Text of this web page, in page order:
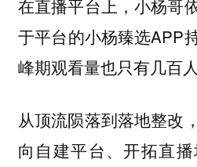
在直播平台上，小杨哥
于平台的小杨臻选APP
峰期观看量也只有几百人
从顶流陨落到落地整改
向自建平台、开拓直